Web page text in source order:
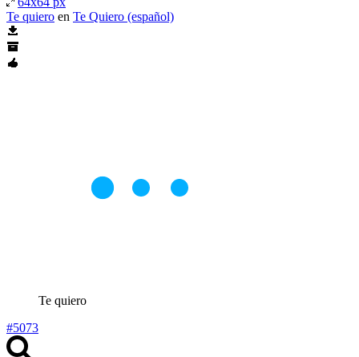
Te quiero en Te Quiero (español)
Te quiero
#5073